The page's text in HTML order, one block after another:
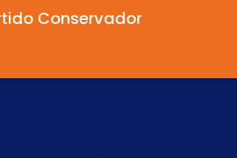
tido Conservador